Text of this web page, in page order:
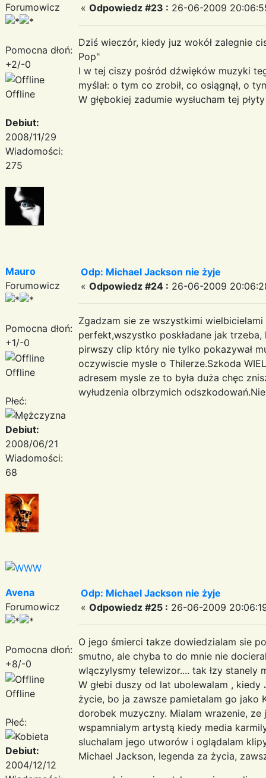
Forumowicz
Pomocna dłoń:
+2/-0
Offline
Debiut:
2008/11/29
Wiadomości:
275
« Odpowiedz #23 : 26-06-2009
Dziś wieczór, kiedy juz wokół zalegnie
Pop"
I w tej ciszy pośród dźwięków muzyki
myślał: o tym co zrobił, co osiągnął, o
W głębokiej zadumie wysłucham tej
Mauro
Forumowicz
Pomocna dłoń:
+1/-0
Offline
Płeć:
Debiut:
2008/06/21
Wiadomości:
68
Odp: Michael Jackson nie żyje
« Odpowiedz #24 : 26-06-2009
Zgadzam sie ze wszystkimi
perfekt,wszystko poskładane jak
pirwszy clip który nie tylko pokazywał
oczywiscie mysle o Thilerze.Szkoda
adresem mysle ze to była duża chęc
wyłudzenia olbrzymich
Avena
Forumowicz
Pomocna dłoń:
+8/-0
Offline
Płeć:
Debiut:
2004/12/12
Odp: Michael Jackson nie żyje
« Odpowiedz #25 : 26-06-2009
O jego śmierci takze dowiedzialam sie
smutno, ale chyba to do mnie nie
wlączylysmy telewizor.... tak łzy stanely
W głebi duszy od lat ubolewalam ,
życie, bo ja zawsze pamietalam go jako
dorobek muzyczny. Mialam wrazenie,
wspamnialym artystą kiedy media
sluchalam jego utworów i oglądalam
Michael Jackson, legenda za życia,